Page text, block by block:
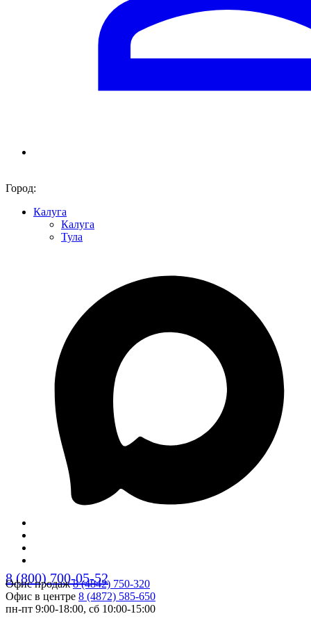
Город:
Калуга
Калуга
Тула
8 (800) 700-05-52
Офис продаж8 (4842) 750-320
Офис в центре 8 (4872) 585-650
пн-пт 9:00-18:00, сб 10:00-15:00